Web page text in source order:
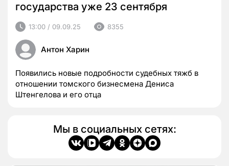
государства уже 23 сентября
13:00 / 09.09.25 8355
Антон Харин
Появились новые подробности судебных тяжб в
отношении томского бизнесмена Дениса
Штенгелова и его отца
Мы в социальных сетях: